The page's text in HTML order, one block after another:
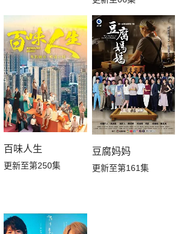
百味人生
更新至第250集
豆腐妈妈
更新至第161集